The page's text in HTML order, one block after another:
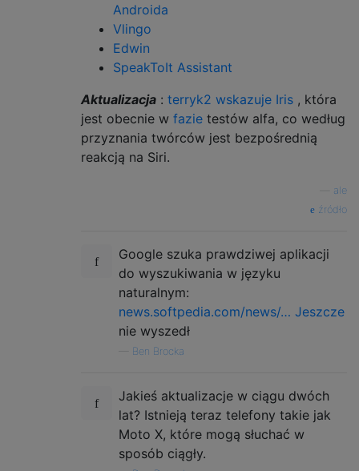
Androida
Vlingo
Edwin
SpeakToIt Assistant
Aktualizacja : terryk2 wskazuje Iris , która
jest obecnie w fazie testów alfa, co według
przyznania twórców jest bezpośrednią
reakcją na Siri.
ale
źródło
Google szuka prawdziwej aplikacji
do wyszukiwania w języku
naturalnym:
news.softpedia.com/news/… Jeszcze
nie wyszedł
Ben Brocka
Jakieś aktualizacje w ciągu dwóch
lat? Istnieją teraz telefony takie jak
Moto X, które mogą słuchać w
sposób ciągły.